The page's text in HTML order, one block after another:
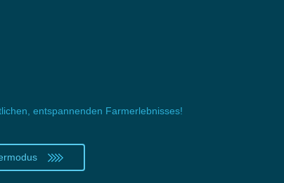
entspannenden Farmerlebnisses!